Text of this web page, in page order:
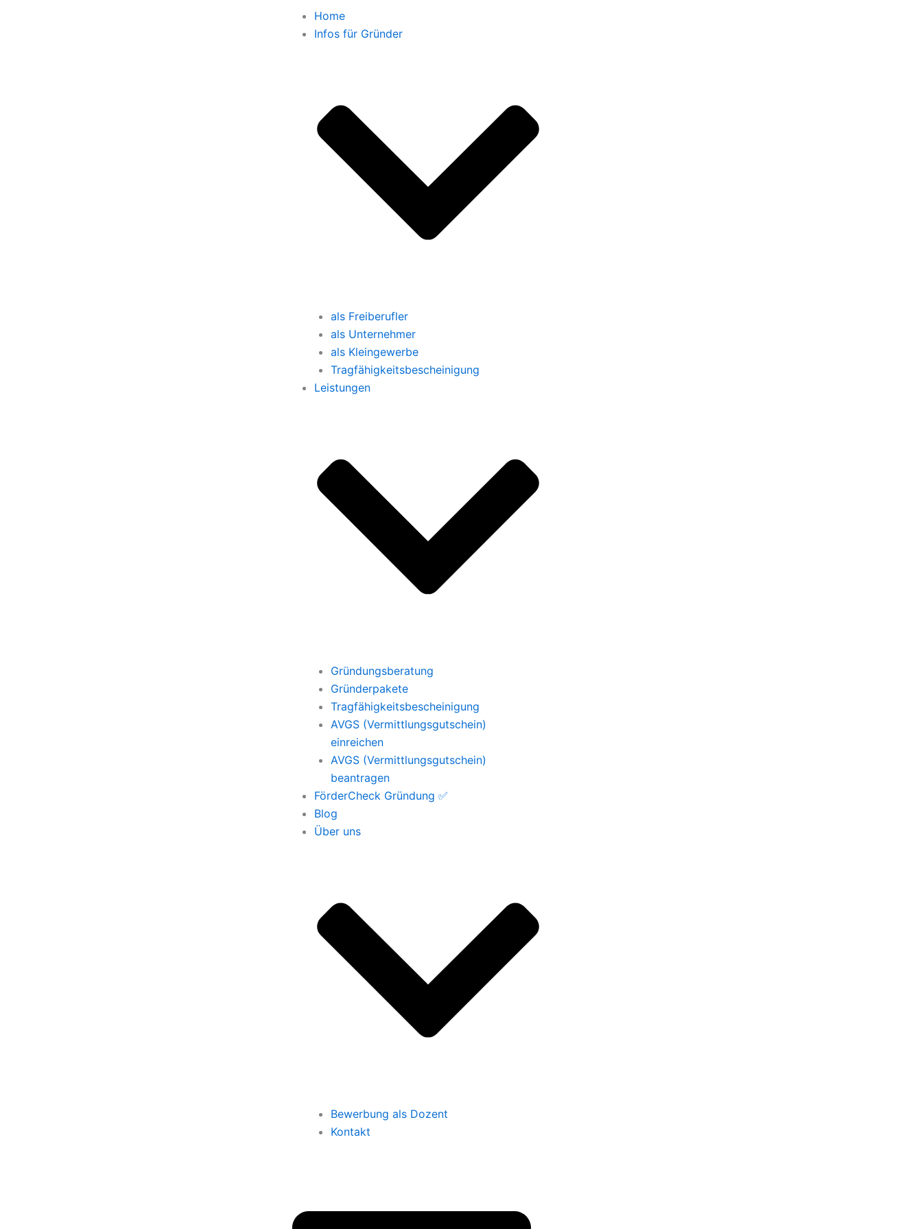
Home
Infos für Gründer
als Freiberufler
als Unternehmer
als Kleingewerbe
Tragfähigkeitsbescheinigung
Leistungen
Gründungsberatung
Gründerpakete
Tragfähigkeitsbescheinigung
AVGS (Vermittlungsgutschein)
einreichen
AVGS (Vermittlungsgutschein)
beantragen
FörderCheck Gründung ✅
Blog
Über uns
Bewerbung als Dozent
Kontakt